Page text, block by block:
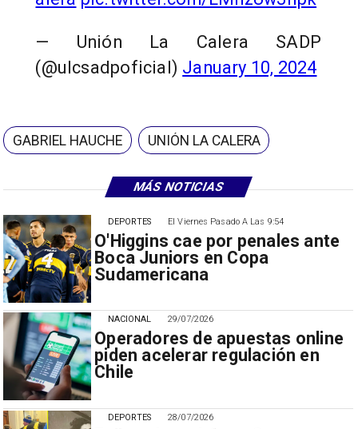
MÁS NOTICIAS
El Viernes Pasado A Las 9:54
O'Higgins cae por penales ante
Boca Juniors en Copa
Sudamericana
DEPORTES
29/07/2026
Operadores de apuestas online
piden acelerar regulación en
Chile
NACIONAL
28/07/2026
DEPORTES
— Unión La Calera SADP
(@ulcsadpoficial) January 10, 2024
GABRIEL HAUCHE UNIÓN LA CALERA